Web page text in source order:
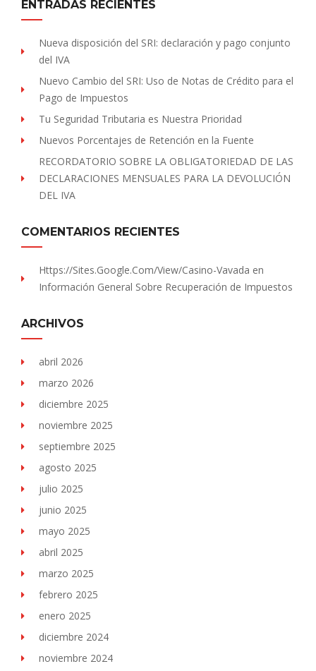
ENTRADAS RECIENTES
Nueva disposición del SRI: declaración y pago conjunto
del IVA
Nuevo Cambio del SRI: Uso de Notas de Crédito para el
Pago de Impuestos
Tu Seguridad Tributaria es Nuestra Prioridad
Nuevos Porcentajes de Retención en la Fuente
RECORDATORIO SOBRE LA OBLIGATORIEDAD DE LAS
DECLARACIONES MENSUALES PARA LA DEVOLUCIÓN
DEL IVA
COMENTARIOS RECIENTES
Https://sites.Google.com/view/Casino-Vavada en
Información General Sobre Recuperación de Impuestos
ARCHIVOS
abril 2026
marzo 2026
diciembre 2025
noviembre 2025
septiembre 2025
agosto 2025
julio 2025
junio 2025
mayo 2025
abril 2025
marzo 2025
febrero 2025
enero 2025
diciembre 2024
noviembre 2024